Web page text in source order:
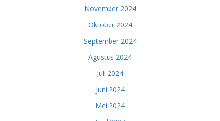
November 2024
Oktober 2024
September 2024
Agustus 2024
Juli 2024
Juni 2024
Mei 2024